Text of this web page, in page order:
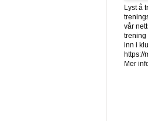
Lyst å
vår
trening
inn i
https://
Mer